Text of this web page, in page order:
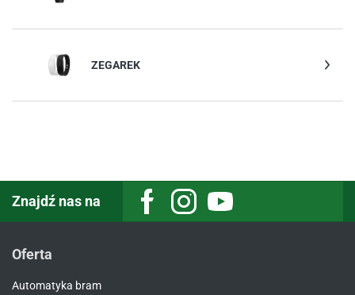
ZEGAREK
Znajdź nas na FacebookInstagramYoutube
Oferta
Automatyka bram